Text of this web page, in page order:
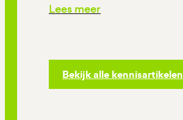
Lees meer
Bekijk alle kennisartikelen